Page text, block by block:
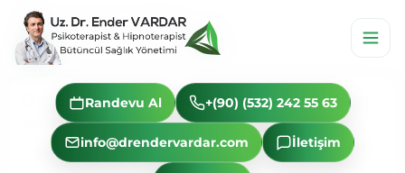
Randevu Al +(90) (532) 242 55 63
info@drendervardar.com İletişim
Dr. Ender Vardar-Hipnoterapiyle Kilo
verme
Ana Sayfa